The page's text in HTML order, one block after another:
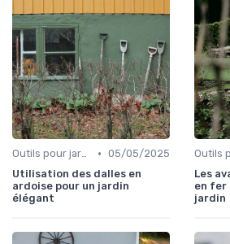
Outils pour jardins floraux • 05/05/2025
Utilisation des dalles en
ardoise pour un jardin
élégant
Les
en fer
jardin